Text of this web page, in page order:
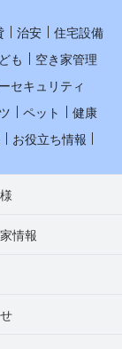
治安
住宅設備
も
空き家管理
セキュリティ
ペット
健康
お役立ち情報
情報